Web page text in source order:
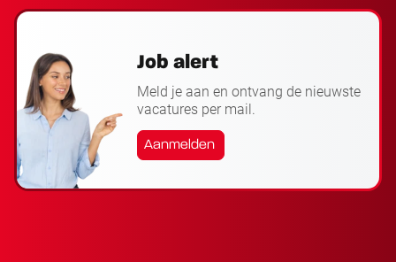
Job alert
Meld je aan en ontvang de nieuwste
vacatures per mail.
Aanmelden